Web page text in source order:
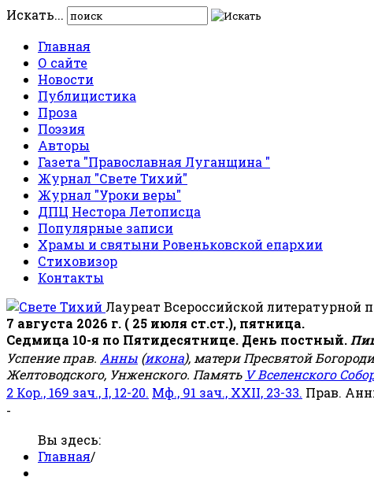
Искать...
Главная
О сайте
Новости
Публицистика
Проза
Поэзия
Авторы
Газета "Православная Луганщина "
Журнал "Свете Тихий"
Журнал "Уроки веры"
ДПЦ Нестора Летописца
Популярные записи
Храмы и святыни Ровеньковской епархии
Стиховизор
Контакты
Лауреат Всероссийской литературной
7 августа 2026 г. ( 25 июля ст.ст.), пятница.
Седмица 10-я по Пятидесятнице. День постный.
Успение прав. Анны (икона), матери Пресвятой
Желтоводского, Унженского. Память V Вселенского
2 Кор., 169 зач., I, 12-20. Мф., 91 зач., XXII, 23-33. Прав.
-
Вы здесь:
Главная/